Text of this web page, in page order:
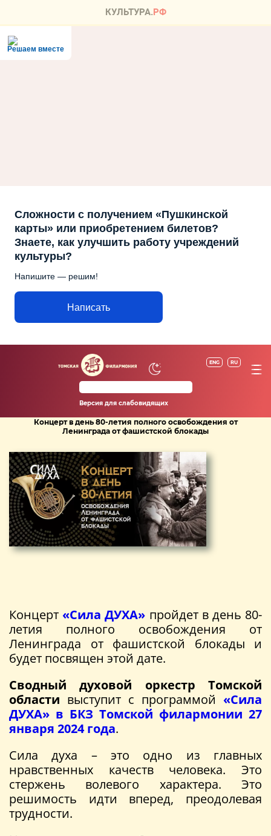
Решаем вместе
Сложности с получением «Пушкинской
карты» или приобретением билетов?
Знаете, как улучшить работу учреждений
культуры?
Напишите — решим!
Написать
ENG RU
Версия для слабовидящих
Концерт в день 80-летия полного освобождения от
Ленинграда от фашистской блокады
Концерт«Сила ДУХА» пройдет в день 80-
летия полного освобождения от
Ленинграда от фашистской блокады и
будет посвящен этой дате.
Сводный духовой оркестр Томской
области выступит с программой «Сила
ДУХА» в БКЗ Томской филармонии 27
января 2024 года.
Сила духа – это одно из главных
нравственных качеств человека. Это
стержень волевого характера. Это
решимость идти вперед, преодолевая
трудности.